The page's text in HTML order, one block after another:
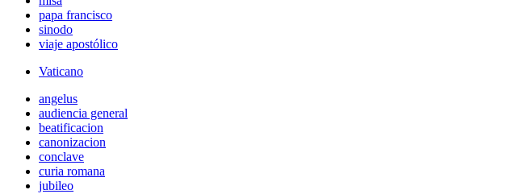
papa francisco
sinodo
viaje apostólico
Vaticano
angelus
audiencia general
beatificacion
canonizacion
conclave
curia romana
jubileo